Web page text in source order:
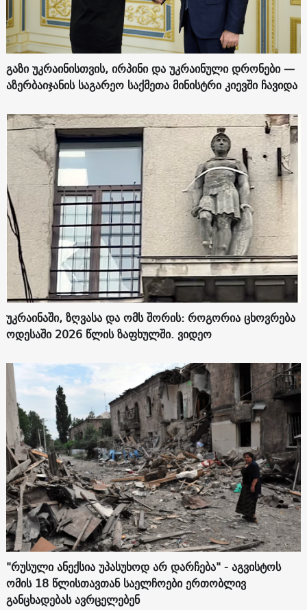
გაზი უკრაინისთვის, ირპინი და უკრაინული დრონები —
აზერბაიჯანის საგარეო საქმეთა მინისტრი კიევში ჩავიდა
უკრაინაში, ზღვასა და ომს შორის: როგორია ცხოვრება
ოდესაში 2026 წლის ზაფხულში. ვიდეო
"რუსული ანექსია უპასუხოდ არ დარჩება" - აგვისტოს
ომის 18 წლისთავთან საელჩოები ერთობლივ
განცხადებას ავრცელებენ